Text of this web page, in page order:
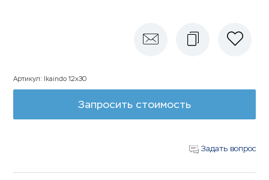
Артикул: Ikaindo 12x30
Запросить стоимость
Задать вопрос